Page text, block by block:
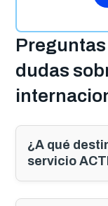
dudas
¿A qué
servicio